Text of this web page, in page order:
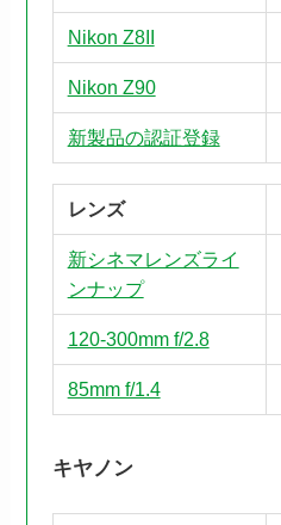
Nikon Z8II
Nikon Z90
新製品の認証登録
レンズ
新シネマレンズライ
ンナップ
120-300mm f/2.8
85mm f/1.4
キヤノン